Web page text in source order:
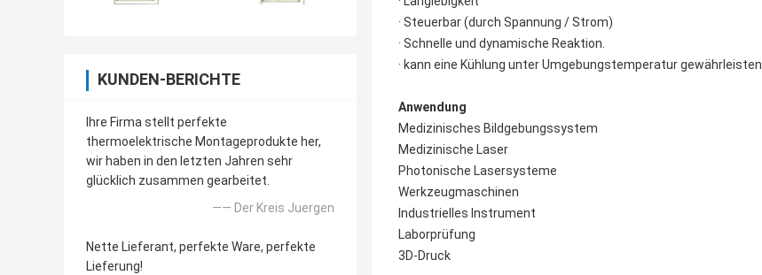
KUNDEN-BERICHTE
Ihre Firma stellt perfekte
thermoelektrische Montageprodukte her,
wir haben in den letzten Jahren sehr
glücklich zusammen gearbeitet.
—— Der Kreis Juergen
Nette Lieferant, perfekte Ware, perfekte
Lieferung!
· Steuerbar (durch Spannung / Strom)
· Schnelle und dynamische Reaktion.
· kann eine Kühlung unter Umgebungstemperatur gewährleisten
Anwendung
Medizinisches Bildgebungssystem
Medizinische Laser
Photonische Lasersysteme
Werkzeugmaschinen
Industrielles Instrument
Laborprüfung
3D-Druck